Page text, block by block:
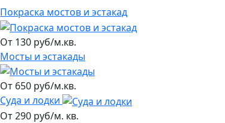
Покраска мостов и эстакад
От 130 руб/м.кв.
Мосты и эстакады
От 650 руб/м.кв.
Суда и лодки
От 290 руб/м. кв.